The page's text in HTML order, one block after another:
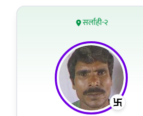
सर्लाही-२